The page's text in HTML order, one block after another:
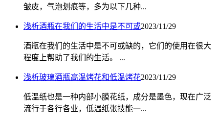
皱皮，气泡划痕等，多为以下几种...
浅析酒瓶在我们的生活中是不可或2023/11/29
酒瓶在我们的生活中是不可或缺的，它们的使用在很大
程度上帮助了我们的生活。 ...
浅析玻璃酒瓶高温烤花和低温烤花2023/11/29
低温纸也是一种内部小膜花纸，成分是墨色，现在广泛
流行于各行各业，低温纸张技能一...